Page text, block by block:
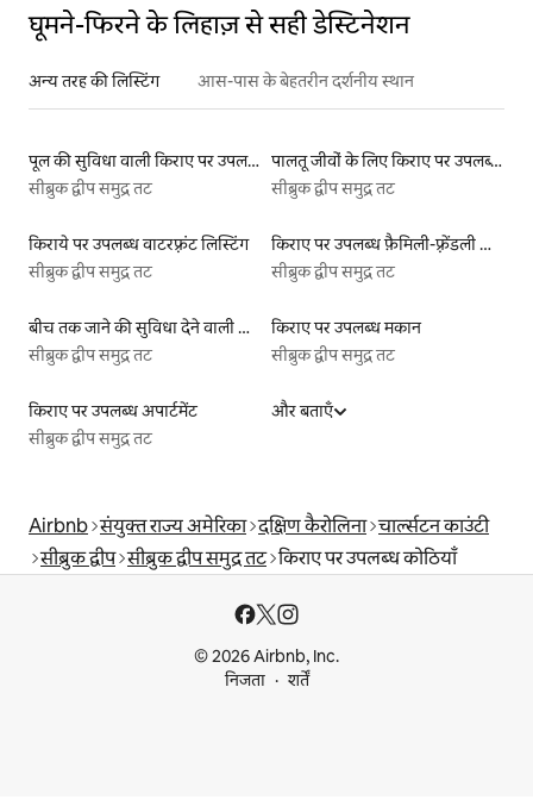
घूमने-फिरने के लिहाज़ से सही डेस्टिनेशन
अन्य तरह की लिस्टिंग आस-पास के बेहतरीन दर्शनीय स्थान
पूल की सुविधा वाली किराए पर उपलब्ध लिस्टिंग
सीब्रुक द्वीप समुद्र तट
पालतू जीवों के लिए किराए पर उपलब्ध लिस्टिंग
सीब्रुक द्वीप समुद्र तट
किराये पर उपलब्ध वाटरफ़्रंट लिस्टिंग
सीब्रुक द्वीप समुद्र तट
किराए पर उपलब्ध फ़ैमिली-फ़्रेंडली लिस्टिंग
सीब्रुक द्वीप समुद्र तट
बीच तक जाने की सुविधा देने वाली किराये पर उपलब्ध लिस्टिंग
सीब्रुक द्वीप समुद्र तट
किराए पर उपलब्ध मकान
सीब्रुक द्वीप समुद्र तट
किराए पर उपलब्ध अपार्टमेंट
सीब्रुक द्वीप समुद्र तट
और बताएँ
Airbnb संयुक्त राज्य अमेरिका दक्षिण कैरोलिना चार्ल्सटन काउंटी
सीब्रुक द्वीप सीब्रुक द्वीप समुद्र तट किराए पर उपलब्ध कोठियाँ
© 2026 Airbnb, Inc.
निजता
शर्तें